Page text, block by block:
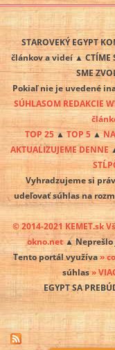
STAROVEKÝ EGYPT
článkov a videí ▲ CTÍME
SME
Pokiaľ nie je uvedené
SÚHLASOM REDAKCIE
TOP 25 ▲ TOP 5▲
AKTUALIZUJEME DENNE
Vyhradzujeme si
udeľovať súhlas na
© 2014-2021 KEMET.sk
okno.net▲ Neprešlo
Tento portál využíva»
súhlas»
EGYPT SA